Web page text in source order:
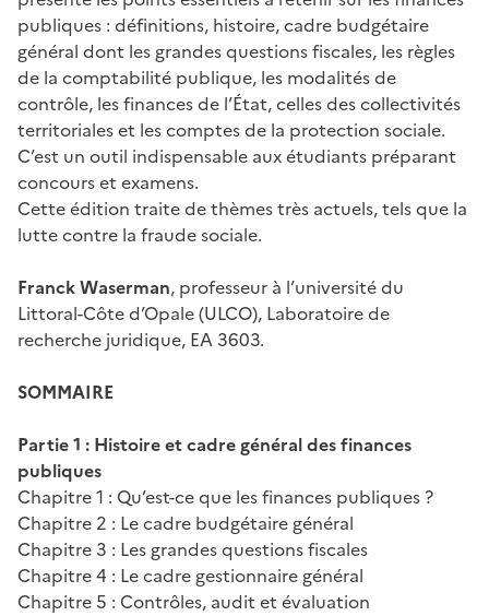
publiques : définitions, histoire, cadre budgétaire
général dont les grandes questions fiscales, les règles
de la comptabilité publique, les modalités de
contrôle, les finances de l’État, celles des collectivités
territoriales et les comptes de la protection sociale.
C’est un outil indispensable aux étudiants préparant
concours et examens.
Cette édition traite de thèmes très actuels, tels que la
lutte contre la fraude sociale.
Franck Waserman, professeur à l’université du
Littoral-Côte d’Opale (ULCO), Laboratoire de
recherche juridique, EA 3603.
SOMMAIRE
Partie 1 : Histoire et cadre général des finances
publiques
Chapitre 1 : Qu’est-ce que les finances publiques ?
Chapitre 2 : Le cadre budgétaire général
Chapitre 3 : Les grandes questions fiscales
Chapitre 4 : Le cadre gestionnaire général
Chapitre 5 : Contrôles, audit et évaluation